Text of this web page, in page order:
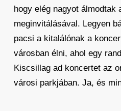
hogy elég nagyot álmodtak
meginvitálásával. Legyen
pacsi a kitalálónak a
városban élni, ahol egy
Kiscsillag ad koncertet az
városi parkjában. Ja, és